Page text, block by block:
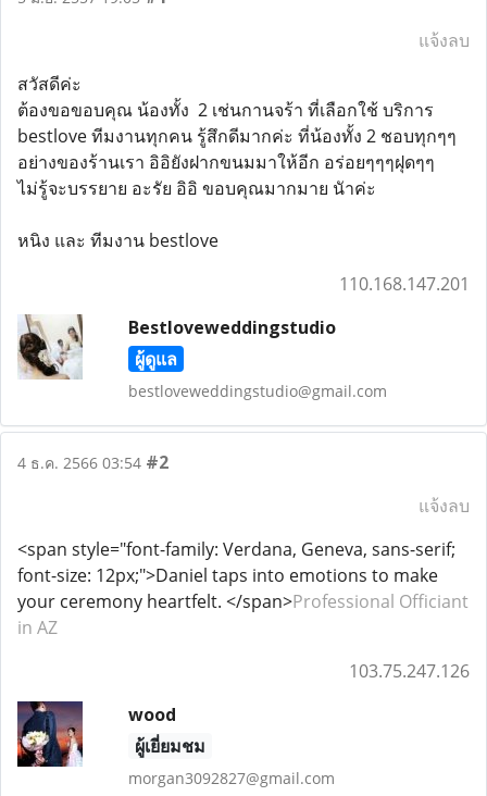
แจ้งลบ
สวัสดีค่ะ
ต้องขอขอบคุณ น้องทั้ง 2 เช่นกานจร้า ที่เลือกใช้ บริการ
bestlove ทีมงานทุกคน รู้สึกดีมากค่ะ ที่น้องทั้ง 2 ชอบทุกๆๆ
อย่างของร้านเรา อิอิยังฝากขนมมาให้อีก อร่อยๆๆๆฝุดๆๆ
ไม่รู้จะบรรยาย อะรัย อิอิ ขอบคุณมากมาย นัาค่ะ
หนิง และ ทีมงาน bestlove
110.168.147.201
Bestloveweddingstudio
ผู้ดูแล
bestloveweddingstudio@gmail.com
4 ธ.ค. 2566 03:54 #2
แจ้งลบ
<span style="font-family: Verdana, Geneva, sans-serif;
font-size: 12px;">Daniel taps into emotions to make
your ceremony heartfelt. </span>Professional Officiant
in AZ
103.75.247.126
wood
ผู้เยี่ยมชม
morgan3092827@gmail.com